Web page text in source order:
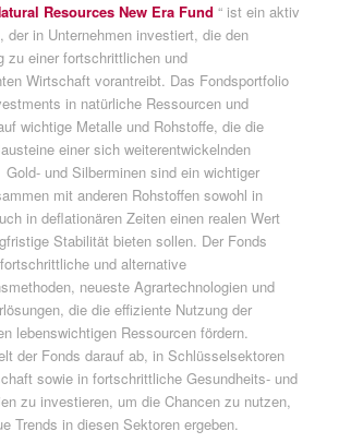
Resources New Era Fund “ ist ein aktiv
der in Unternehmen investiert, die den
zu einer fortschrittlichen und
Wirtschaft vorantreibt. Das Fondsportfolio
in natürliche Ressourcen und
wichtige Metalle und Rohstoffe, die die
einer sich weiterentwickelnden
und Silberminen sind ein wichtiger
mit anderen Rohstoffen sowohl in
in deflationären Zeiten einen realen Wert
Stabilität bieten sollen. Der Fonds
und alternative
neueste Agrartechnologien und
die die effiziente Nutzung der
lebenswichtigen Ressourcen fördern.
der Fonds darauf ab, in Schlüsselsektoren
sowie in fortschrittliche Gesundheits- und
zu investieren, um die Chancen zu nutzen,
Trends in diesen Sektoren ergeben.